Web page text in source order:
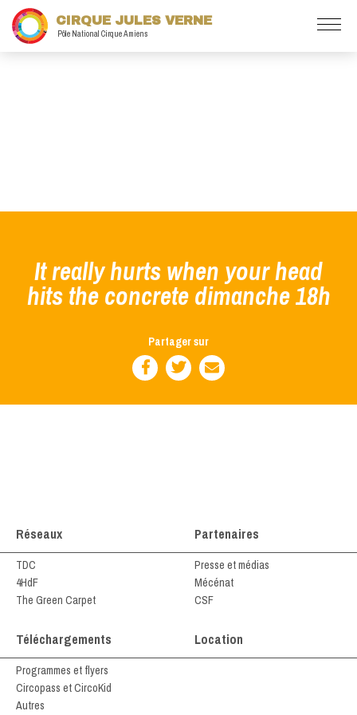
CIRQUE JULES VERNE
Pôle National Cirque Amiens
It really hurts when your head
hits the concrete dimanche 18h
Partager sur
Réseaux
TDC
4HdF
The Green Carpet
Partenaires
Presse et médias
Mécénat
CSF
Téléchargements
Programmes et flyers
Circopass et CircoKid
Autres
Location